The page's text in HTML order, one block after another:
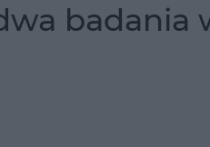
badania